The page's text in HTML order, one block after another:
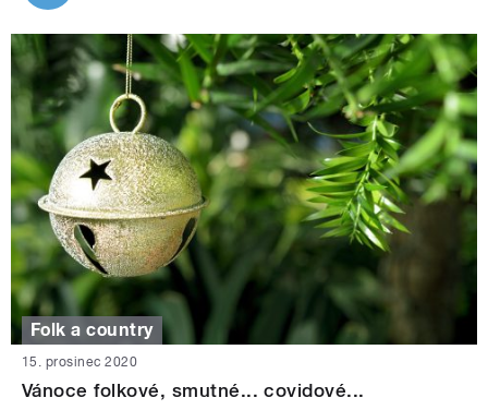
Folk a country
15. prosinec 2020
Vánoce folkové, smutné... covidové...